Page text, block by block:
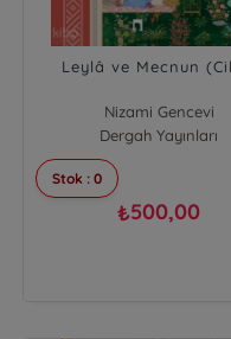
Leylâ ve Mecnun
Nizami Gencevi
Dergah Yayınları
Stok : 0
₺500,00